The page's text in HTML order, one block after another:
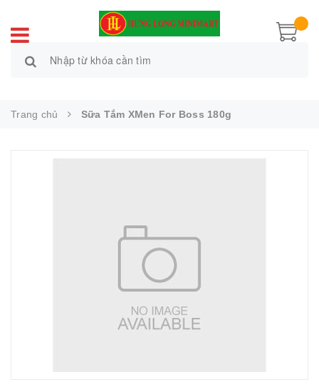
Trang chủ Sữa Tắm XMen For Boss 180g